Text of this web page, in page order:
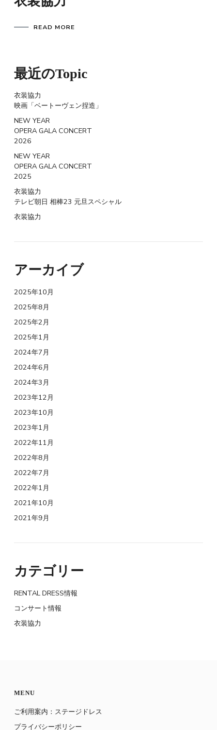
READ MORE
最近のTopic
衣装協力
映画「ベートーヴェン捏造」
NEW YEAR
OPERA GALA CONCERT
2026
NEW YEAR
OPERA GALA CONCERT
2025
衣装協力
テレビ朝日 相棒23 元旦スペシャル
衣装協力
アーカイブ
2025年10月
2025年8月
2025年2月
2025年1月
2024年7月
2024年6月
2024年3月
2023年12月
2023年10月
2023年1月
2022年11月
2022年8月
2022年7月
2022年1月
2021年10月
2021年9月
カテゴリー
RENTAL DRESS情報
コンサート情報
衣装協力
MENU
ご利用案内：ステージドレス
プライバシーポリシー